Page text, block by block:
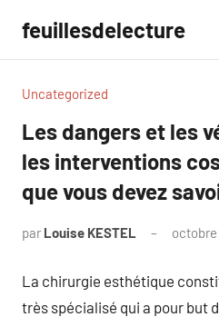
contenu
feuillesdelecture
Uncategorized
Les dangers et les
les interventions
que vous devez
par Louise KESTEL
La chirurgie esthétique
très spécialisé qui a pour but